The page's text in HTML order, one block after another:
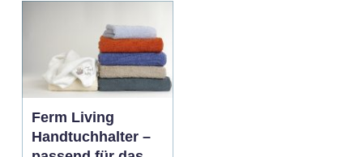
Ferm Living
Handtuchhalter –